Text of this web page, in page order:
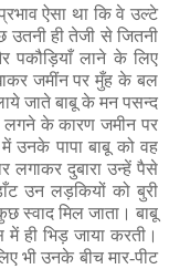
ऐसा था कि वे उल्टे
उतनी ही तेजी से जितनी
पकौड़ियाँ लाने के लिए
जमींन पर मुँह के बल
जाते बाबू के मन पसन्द
लगने के कारण जमीन पर
उनके पापा बाबू को वह
दुबारा उन्हें पैसे
उन लड़कियों को बुरी
स्वाद मिल जाता। बाबू
ही भिड़ जाया करती।
भी उनके बीच मार-पीट